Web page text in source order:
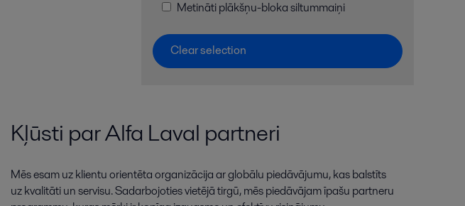
Metināti plākšņu-bloka siltummaiņi
Clear selection
Kļūsti par Alfa Laval partneri
Mēs esam uz klientu orientēta organizācija ar globālu piedāvājumu, kas balstīts
uz kvalitāti un servisu. Sadarbojoties vietējā tirgū, mēs piedāvājam īpašu partneru